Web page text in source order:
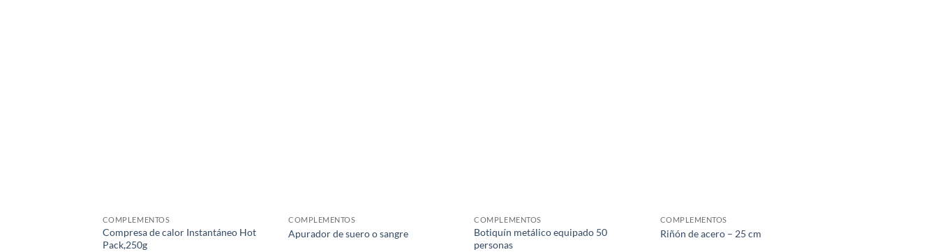
COMPLEMENTOS
Compresa de calor Instantáneo Hot
Pack,250g
COMPLEMENTOS
Apurador de suero o sangre
COMPLEMENTOS
Botiquín metálico equipado 50
personas
COMPLEMENTOS
Riñón de acero – 25 cm